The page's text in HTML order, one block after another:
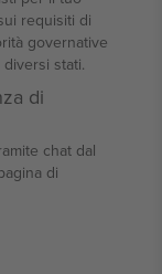
requisiti di
governative
stati.
di
chat dal
di